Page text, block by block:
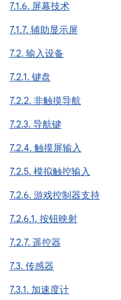
7.1.6. 屏幕技术
7.1.7. 辅助显示屏
7.2. 输入设备
7.2.1. 键盘
7.2.2. 非触摸导航
7.2.3. 导航键
7.2.4. 触摸屏输入
7.2.5. 模拟触控输入
7.2.6. 游戏控制器支持
7.2.6.1. 按钮映射
7.2.7. 遥控器
7.3. 传感器
7.3.1. 加速度计